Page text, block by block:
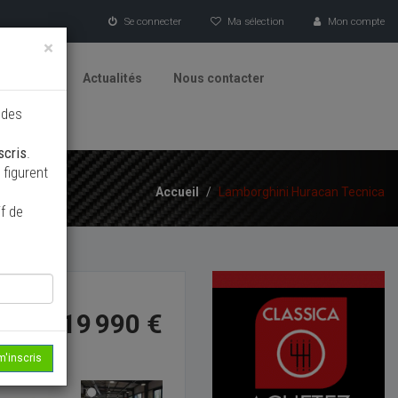
Se connecter Ma sélection Mon compte
Actualités Nous contacter
Accueil / Lamborghini Huracan Tecnica
319 990 €
×
.
de